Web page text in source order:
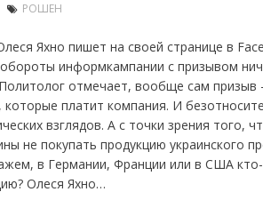
РОШЕН
Яхно пишет на своей странице в
информкампании с призывом
отмечает, вообще сам призыв
которые платит компания. И
взглядов. А с точки зрения того,
не покупать продукцию украинского
в Германии, Франции или в США
Олеся Яхно…